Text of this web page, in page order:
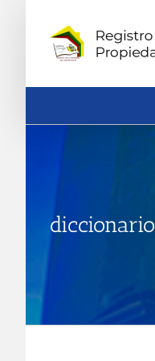
contenido
diccionario